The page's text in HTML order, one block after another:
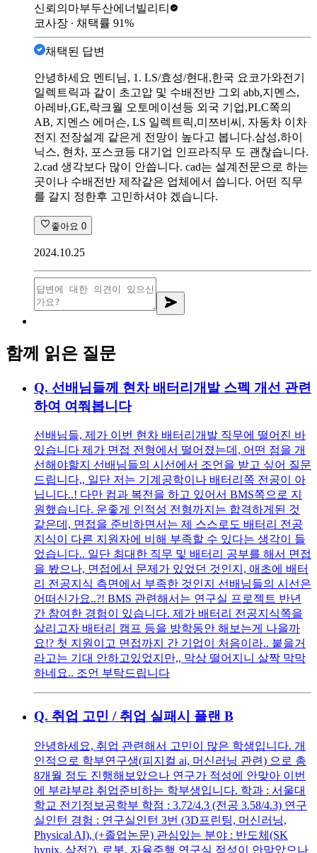
신뢰의마부두산에너빌리티
코사장 ∙ 채택률 91%
채택된 답변
안녕하세요 멘티님, 1. LS/효성/현대,한국 요코가와전기
일렉트릭과 같이 초고압 및 수배전반 그외 abb,지멘스,
아레바,GE,락크월 오토메이션등 외국 기업,PLC쪽의
AB, 지멘스 에머슨, LS 일렉트릭,미쯔비씨, 자동차 이차
전지 전장설계 같은게 전망이 높다고 봅니다.삼성,하이
닉스, 현차, 포스코등 대기업 인프라직무 도 괜찮습니다.
2.cad 생각보다 많이 안씁니다. cad는 설계전문으로 하는
곳이나 수배전반 제작같은 업체에서 씁니다. 어떤 직무
를 갈지 정한후 고민하셔야 겠습니다.
좋아요 0
2024.10.25
함께 읽은 질문
Q. 선배님들께 현차 배터리개발 스펙 개선 관련
하여 여쭤봅니다
선배님들, 제가 이번 현차 배터리개발 직무에 떨어진 바
있습니다 제가 면접 전형에서 떨어졌는데, 어떤 점을 개
선해야할지 선배님들의 시선에서 조언을 받고 싶어 질문
드립니다,, 일단 저는 기계공학이나 배터리쪽 전공이 아
닙니다..! 다만 컴과 복전을 하고 있어서 BMS쪽으로 지
원했습니다. 운좋게 인적성 전형까지는 합격하게된 것
같은데, 면접을 준비하면서는 제 스스로도 배터리 전공
지식이 다른 지원자에 비해 부족할 수 있다는 생각이 들
었습니다.. 일단 최대한 직무 및 배터리 공부를 해서 면접
을 봤으나, 면접에서 문제가 있었던 것인지, 애초에 배터
리 전공지식 측면에서 부족한 것인지 선배님들의 시선은
어떠신가요..?! BMS 관련해서는 연구실 프로젝트 반년
간 참여한 경험이 있습니다. 제가 배터리 전공지식쪽을
살리고자 배터리 캠프 등을 방학동안 해보는게 나을까
요!? 첫 지원이고 면접까지 간 기업이 처음이라.. 붙을거
라고는 기대 안하고있었지만,, 막상 떨어지니 살짝 막막
하네요.. 조언 부탁드립니다
Q. 취업 고민 / 취업 실패시 플랜 B
안녕하세요, 취업 관련해서 고민이 많은 학생입니다. 개
인적으로 학부연구생(피지컬 ai, 머신러닝 관련) 으로 총
8개월 정도 진행해보았으나 연구가 적성에 안맞아 이번
에 부랴부랴 취업준비하는 학부생입니다. 학과 : 서울대
학교 전기정보공학부 학점 : 3.72/4.3 (전공 3.58/4.3) 연구
실인턴 경험 : 연구실인턴 3번 (3D프린팅, 머신러닝,
Physical AI), (+졸업논문) 관심있는 분야 : 반도체(SK
hynix, 삼전?), 로봇, 자율주행 연구실 적성이 안맞았으나